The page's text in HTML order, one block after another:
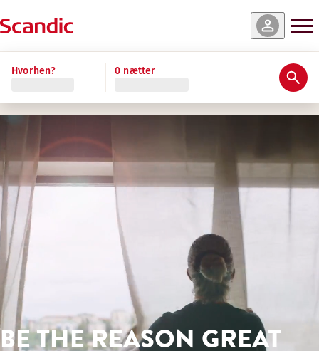
Hvorhen? 0 nætter
BE THE REASON GREAT
Fordele, der gør Scandic til et
FAIR OG KONKURRENCEDYGTIGE
Konkurrencedygtig løn efter overenskomst og
Forsikring og pension, der styrker din tryghed
Barselsorlov og betalt ferie i overensstemmelse med
EN OMSORGSFULD ARBEJDSPLADS
Stærkt fokus på social og miljømæssig bæredygtighed
Et inkluderende, trygt og tilgængeligt arbejdsmiljø med
Fællesskabsengagement gennem partnerskaber og